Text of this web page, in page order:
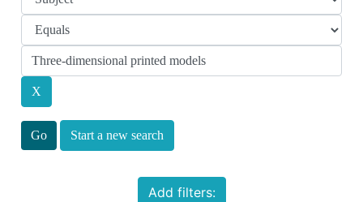
Start a new search
Add filters: